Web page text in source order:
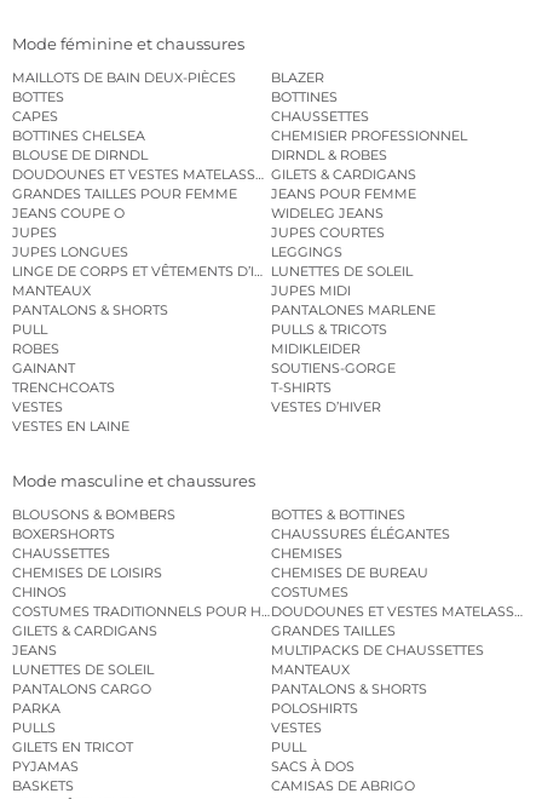
Mode féminine et chaussures
MAILLOTS DE BAIN DEUX-PIÈCES
BLAZER
BOTTES
BOTTINES
CAPES
CHAUSSETTES
BOTTINES CHELSEA
CHEMISIER PROFESSIONNEL
BLOUSE DE DIRNDL
DIRNDL & ROBES
DOUDOUNES ET VESTES MATELASSÉESGILETS & CARDIGANS
GRANDES TAILLES POUR FEMME
JEANS POUR FEMME
JEANS COUPE O
WIDELEG JEANS
JUPES
JUPES COURTES
JUPES LONGUES
LEGGINGS
LINGE DE CORPS ET VÊTEMENTS D’INTÉRIEURLUNETTES DE SOLEIL
MANTEAUX
JUPES MIDI
PANTALONS & SHORTS
PANTALONES MARLENE
PULL
PULLS & TRICOTS
ROBES
MIDIKLEIDER
GAINANT
SOUTIENS-GORGE
TRENCHCOATS
T-SHIRTS
VESTES
VESTES D’HIVER
VESTES EN LAINE
Mode masculine et chaussures
BLOUSONS & BOMBERS
BOTTES & BOTTINES
BOXERSHORTS
CHAUSSURES ÉLÉGANTES
CHAUSSETTES
CHEMISES
CHEMISES DE LOISIRS
CHEMISES DE BUREAU
CHINOS
COSTUMES
COSTUMES TRADITIONNELS POUR HOMMEDOUDOUNES ET VESTES MATELASSÉES
GILETS & CARDIGANS
GRANDES TAILLES
JEANS
MULTIPACKS DE CHAUSSETTES
LUNETTES DE SOLEIL
MANTEAUX
PANTALONS CARGO
PANTALONS & SHORTS
PARKA
POLOSHIRTS
PULLS
VESTES
GILETS EN TRICOT
PULL
PYJAMAS
SACS À DOS
BASKETS
CAMISAS DE ABRIGO